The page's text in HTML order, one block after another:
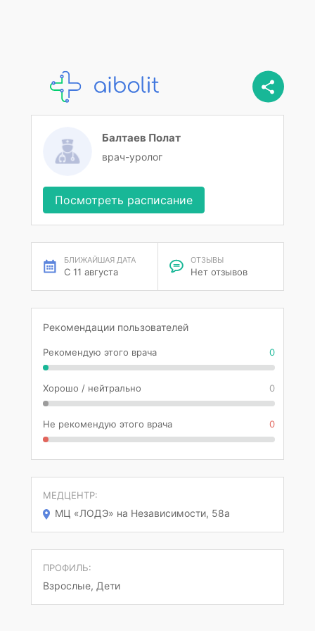
Балтаев Полат
врач-уролог
Посмотреть расписание
БЛИЖАЙШАЯ ДАТА
С 11 августа
ОТЗЫВЫ
Нет отзывов
Рекомендации пользователей
Рекомендую этого врача 0
Хорошо / нейтрально 0
Не рекомендую этого врача 0
МЕДЦЕНТР:
МЦ «ЛОДЭ» на Независимости, 58а
ПРОФИЛЬ:
Взрослые, Дети